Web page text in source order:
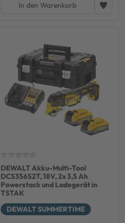
In den Warenkorb
DEWALT Akku-Multi-Tool
DCS356S2T, 18V, 2x 3,5 Ah
Powerstack und Ladegerät in
TSTAK
DEWALT SUMMERTIME